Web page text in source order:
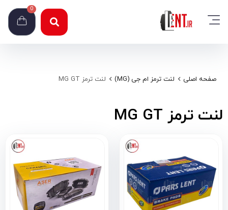
0
صفحه اصلی لنت ترمز ام جی (MG) لنت ترمز MG GT
لنت ترمز MG GT